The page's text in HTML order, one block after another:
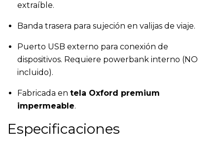
extraíble.
Banda trasera para sujeción en valijas de viaje.
Puerto USB externo para conexión de
dispositivos. Requiere powerbank interno (NO
incluido).
Fabricada en tela Oxford premium
impermeable.
Especificaciones